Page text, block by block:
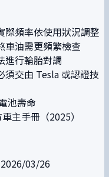
際頻率依使用狀況調整
車油需更頻繁檢查
進行輪胎對調
須交由 Tesla 或認證技
池壽命
主手冊（2025）
03/26